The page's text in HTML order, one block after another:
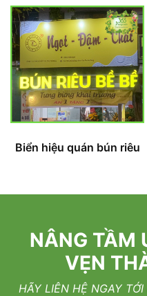
Biển hiệu quán bún riêu
NÂNG TẦM
VẸN
HÃY LIÊN HỆ NGAY